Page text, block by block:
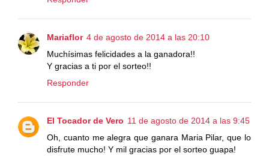
Mariaflor 4 de agosto de 2014 a las 20:10
Muchísimas felicidades a la ganadora!!
Y gracias a ti por el sorteo!!
Responder
El Tocador de Vero 11 de agosto de 2014 a las 9:45
Oh, cuanto me alegra que ganara Maria Pilar, que lo
disfrute mucho! Y mil gracias por el sorteo guapa!